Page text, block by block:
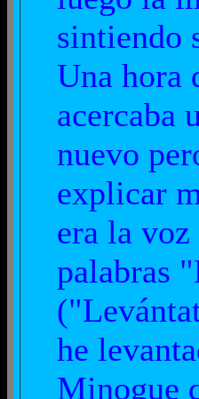
sintiendo
Una hora
acercaba
nuevo
explicar
era la
palabras
he
Minogue